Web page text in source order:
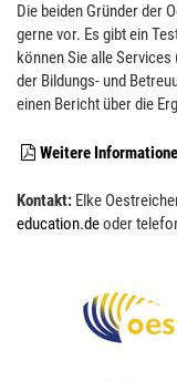
Die beiden Gründer der
gerne vor. Es gibt ein
können Sie alle
der Bildungs- und
einen Bericht über die
Weitere
Kontakt: Elke
education.deoder